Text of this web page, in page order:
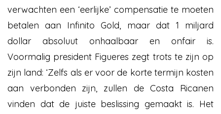
verwachten een ‘eerlijke’ compensatie te moeten
betalen aan Infinito Gold, maar dat 1 miljard
dollar absoluut onhaalbaar en onfair is.
Voormalig president Figueres zegt trots te zijn op
zijn land: ‘Zelfs als er voor de korte termijn kosten
aan verbonden zijn, zullen de Costa Ricanen
vinden dat de juiste beslissing gemaakt is. Het